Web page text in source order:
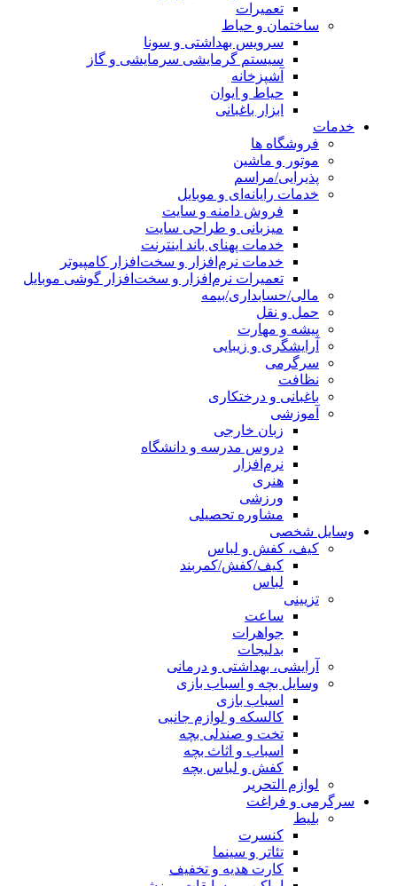
تعمیرات
ساختمان و حیاط
سرویس بهداشتی و سونا
سیستم گرمایشی سرمایشی و گاز
آشپزخانه
حیاط و ایوان
ابزار باغبانی
خدمات
فروشگاه ها
موتور و ماشین
پذیرایی/مراسم
خدمات رایانه‌ای و موبایل
فروش دامنه و سایت
میزبانی و طراحی سایت
خدمات پهنای باند اینترنت
خدمات نرم‌افزار و سخت‌افزار کامپیوتر
تعمیرات نرم‌افزار و سخت‌افزار گوشی موبایل
مالی/حسابداری/بیمه
حمل و نقل
پیشه و مهارت
آرایشگری و زیبایی
سرگرمی
نظافت
باغبانی و درختکاری
آموزشی
زبان خارجی
دروس مدرسه و دانشگاه
نرم‌افزار
هنری
ورزشی
مشاوره تحصیلی
وسایل شخصی
کیف، کفش و لباس
کیف/کفش/کمربند
لباس
تزیینی
ساعت
جواهرات
بدلیجات
آرایشی، بهداشتی و درمانی
وسایل بچه و اسباب بازی
اسباب بازی
کالسکه و لوازم جانبی
تخت و صندلی بچه
اسباب و اثاث بچه
کفش و لباس بچه
لوازم التحریر
سرگرمی و فراغت
بلیط
کنسرت
تئاتر و سینما
کارت هدیه و تخفیف